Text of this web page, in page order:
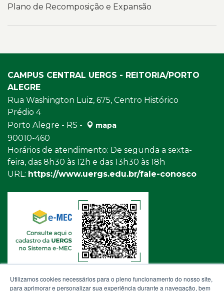
Plano de Recomposição e Expansão
CAMPUS CENTRAL UERGS - REITORIA/PORTO
ALEGRE
Rua Washington Luiz, 675, Centro Histórico
Prédio 4
Porto Alegre - RS -
mapa
90010-460
Horários de atendimento: De segunda a sexta-
feira, das 8h30 às 12h e das 13h30 às 18h
URL: https://www.uergs.edu.br/fale-conosco
Utilizamos cookies necessários para o pleno funcionamento do nosso site,
para aprimorar e personalizar sua experiência durante a navegação, bem